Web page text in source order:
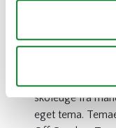
gang med i
, som er et
om at udvikle
skoleuge fra
eget tema.